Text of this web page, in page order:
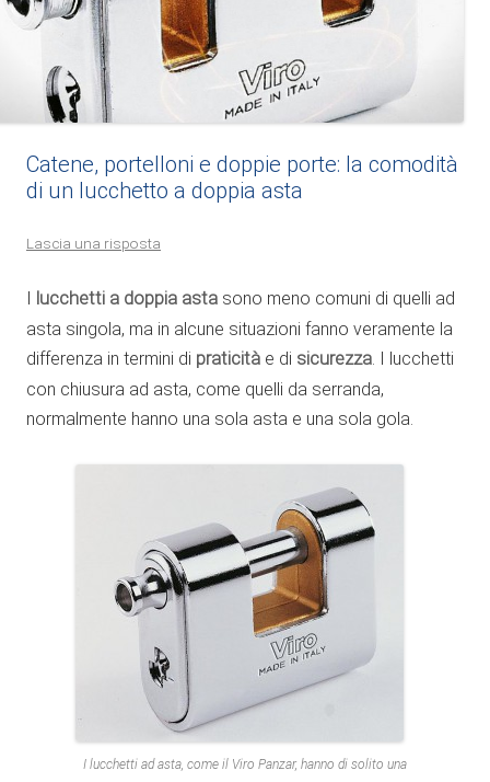
Catene, portelloni e doppie porte: la comodità
di un lucchetto a doppia asta
Lascia una risposta
lucchetti a doppia asta sono meno comuni di quelli ad
asta singola, ma in alcune situazioni fanno veramente la
differenza in termini di praticità e di sicurezza. I lucchetti
con chiusura ad asta, come quelli da serranda,
normalmente hanno una sola asta e una sola gola.
I lucchetti ad asta, come il Viro Panzar, hanno di solito una